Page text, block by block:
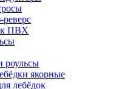
реверс
ПВХ
роульсы
якорные
лебёдок